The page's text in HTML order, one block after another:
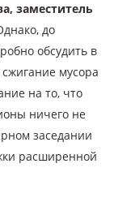
заместитель
до
обсудить в
мусора
на то, что
ничего не
заседании
расширенной